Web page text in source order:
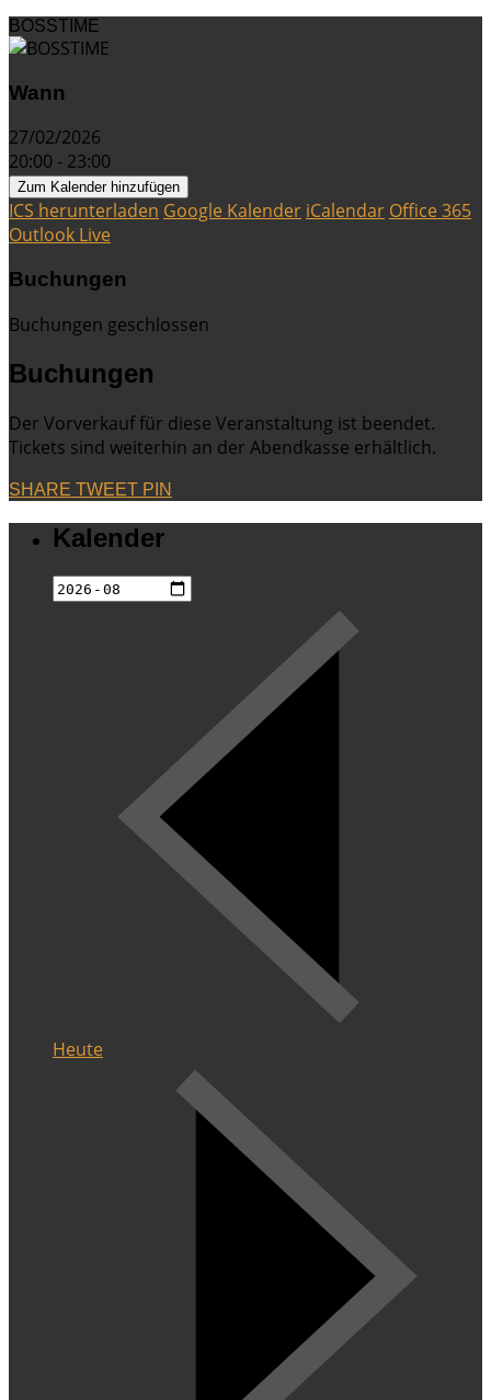
BOSSTIME
Wann
27/02/2026
20:00 - 23:00
Zum Kalender hinzufügen
ICS herunterladen Google Kalender iCalendar Office 365
Outlook Live
Buchungen
Buchungen geschlossen
Buchungen
Der Vorverkauf für diese Veranstaltung ist beendet.
Tickets sind weiterhin an der Abendkasse erhältlich.
SHARE TWEET PIN
Kalender
Heute